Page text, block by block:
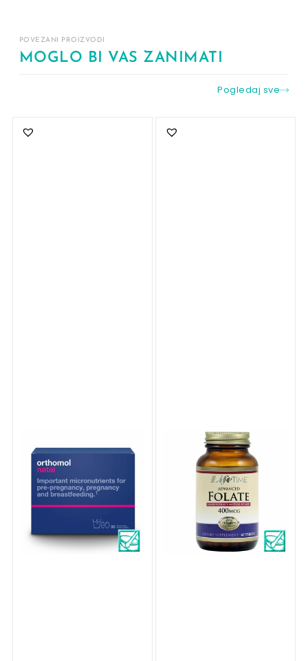
POVEZANI PROIZVODI
MOGLO BI VAS ZANIMATI
Pogledaj sve